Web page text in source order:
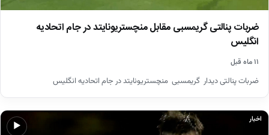
ضربات پنالتی گریمسبی مقابل منچستریونایتد در جام اتحادیه
انگلیس
۱۱ ماه قبل
ضربات پنالتی دیدار گریمسبی منچستریونایتد در جام اتحادیه انگلیس
▶
اخبار